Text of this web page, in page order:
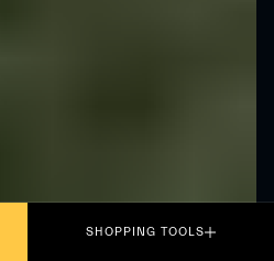
SHOPPING TOOLS